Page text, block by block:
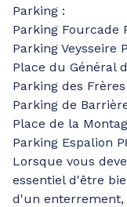
Parking :
Parking Fourcade
Parking Veysseire
Place du Général
Parking des
Parking de
Place de la
Parking Espalion
Lorsque vous
essentiel d'être
d'un enterrement,